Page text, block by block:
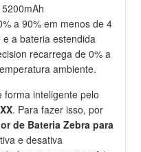
a 90% em menos de 4
a bateria estendida
recarrega de 0% a
ambiente.
inteligente pelo
. Para fazer isso, por
de Bateria Zebra para
e desativa